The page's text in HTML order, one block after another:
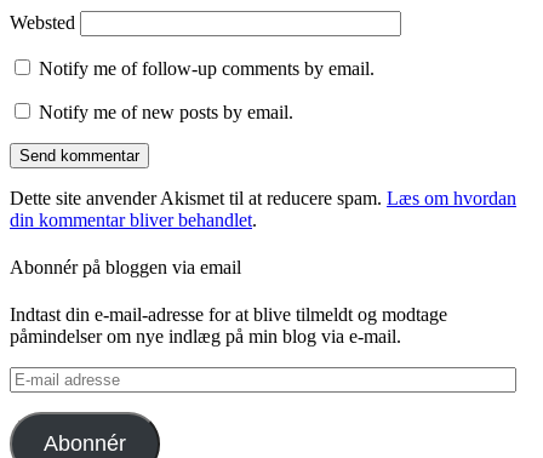
Websted
Notify me of follow-up comments by email.
Notify me of new posts by email.
Dette site anvender Akismet til at reducere spam. Læs om hvordan
din kommentar bliver behandlet.
Abonnér på bloggen via email
Indtast din e-mail-adresse for at blive tilmeldt og modtage
påmindelser om nye indlæg på min blog via e-mail.
E-
mail
adresse
Abonnér